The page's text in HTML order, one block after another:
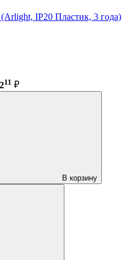
IP20 Пластик, 3 года)
11 ₽
В корзину